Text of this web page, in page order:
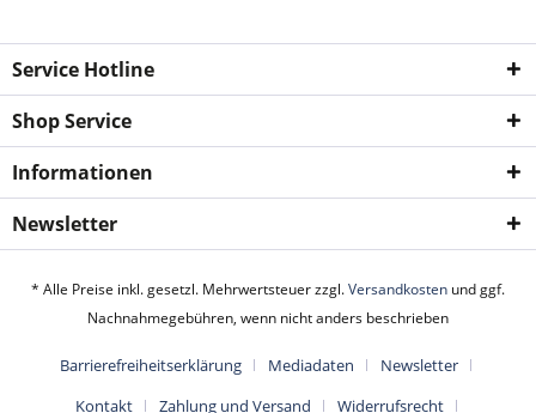
Service Hotline
Shop Service
Informationen
Newsletter
* Alle Preise inkl. gesetzl. Mehrwertsteuer zzgl.Versandkosten und ggf.
Nachnahmegebühren, wenn nicht anders beschrieben
Barrierefreiheitserklärung Mediadaten
Newsletter
Kontakt
Zahlung und Versand Widerrufsrecht